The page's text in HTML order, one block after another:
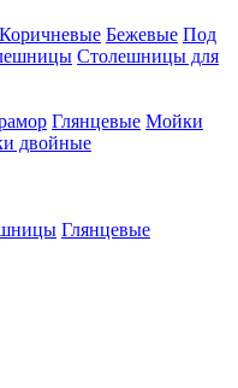
Коричневые Бежевые Под
Столешницы для
Глянцевые Мойки
двойные
Глянцевые